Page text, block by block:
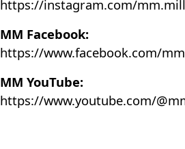
https://instagram.com/
MM Facebook:
https://www.facebook.com/
MM YouTube:
https://www.youtube.com/